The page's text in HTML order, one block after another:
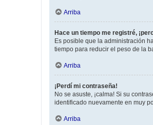
Arriba
Hace un tiempo me registré,
Es posible que la administración
tiempo para reducir el peso de la
Arriba
¡Perdí mi contraseña!
No se asuste, ¡calma! Si su
identificado nuevamente en muy
Arriba